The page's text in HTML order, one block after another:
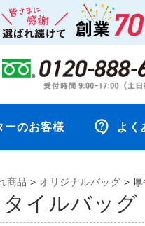
ーのお客様 よく
商品 > オリジナルバッグ >
イルバッグ